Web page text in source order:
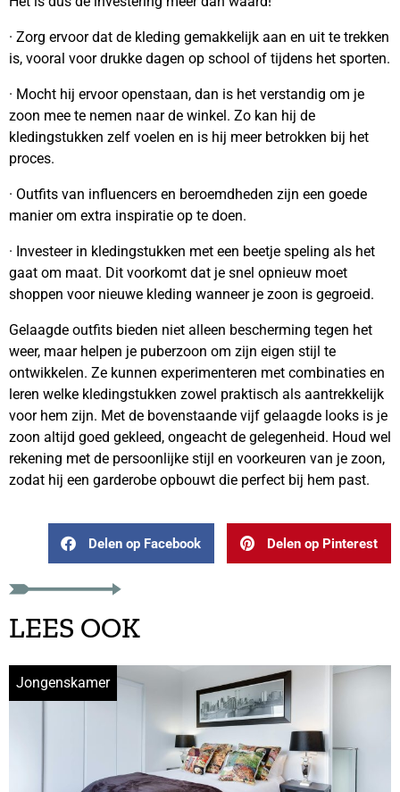
· Zorg ervoor dat de kleding gemakkelijk aan en uit te trekken
is, vooral voor drukke dagen op school of tijdens het sporten.
· Mocht hij ervoor openstaan, dan is het verstandig om je
zoon mee te nemen naar de winkel. Zo kan hij de
kledingstukken zelf voelen en is hij meer betrokken bij het
proces.
· Outfits van influencers en beroemdheden zijn een goede
manier om extra inspiratie op te doen.
· Investeer in kledingstukken met een beetje speling als het
gaat om maat. Dit voorkomt dat je snel opnieuw moet
shoppen voor nieuwe kleding wanneer je zoon is gegroeid.
Gelaagde outfits bieden niet alleen bescherming tegen het
weer, maar helpen je puberzoon om zijn eigen stijl te
ontwikkelen. Ze kunnen experimenteren met combinaties en
leren welke kledingstukken zowel praktisch als aantrekkelijk
voor hem zijn. Met de bovenstaande vijf gelaagde looks is je
zoon altijd goed gekleed, ongeacht de gelegenheid. Houd wel
rekening met de persoonlijke stijl en voorkeuren van je zoon,
zodat hij een garderobe opbouwt die perfect bij hem past.
Delen op Facebook Delen op Pinterest
LEES OOK
Jongenskamer